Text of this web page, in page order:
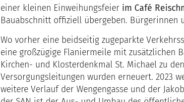
einer kleinen Einweihungsfeier im Café
Bauabschnitt offiziell übergeben. Bürgerinnen
Wo vorher eine beidseitig zugeparkte
eine großzügige Flaniermeile mit zusätzlichen
Kirchen- und Klosterdenkmal St. Michael zu
Versorgungsleitungen wurden erneuert. 2023
weitere Verlauf der Wengengasse und der